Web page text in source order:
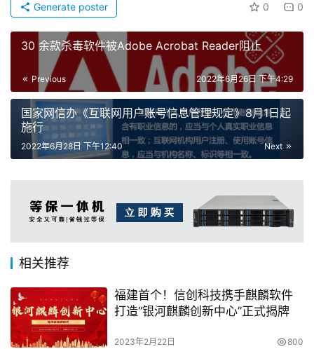
0 0
Generate poster
30 余款杀毒软件被Adobe Acrobat Reader阻止
Previous 2022年6月26日 下午4:29
国家网信办《互联网用户账号信息管理规定》8月1日起
施行
Next
2022年6月28日 下午12:40
相关推荐
福建首个！信创科技携手麒麟软件
打造“银河麒麟创新中心”正式揭牌
2023年2月22日 800